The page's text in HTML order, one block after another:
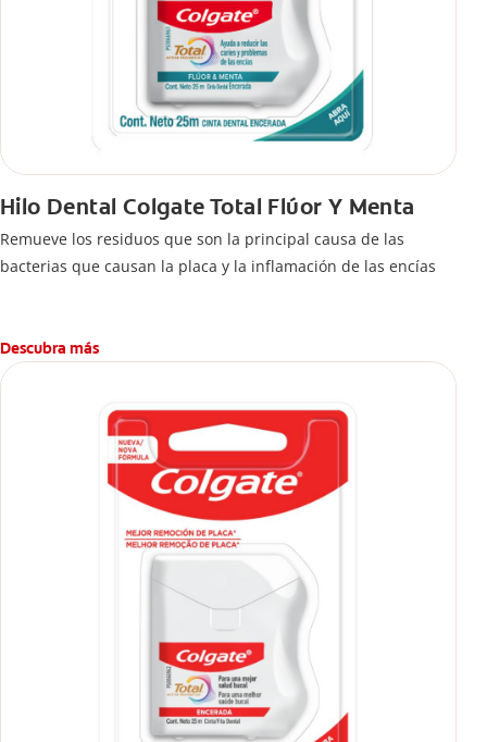
Hilo Dental Colgate Total Flúor Y Menta
Remueve los residuos que son la principal causa de las
bacterias que causan la placa y la inflamación de las encías
Descubra más